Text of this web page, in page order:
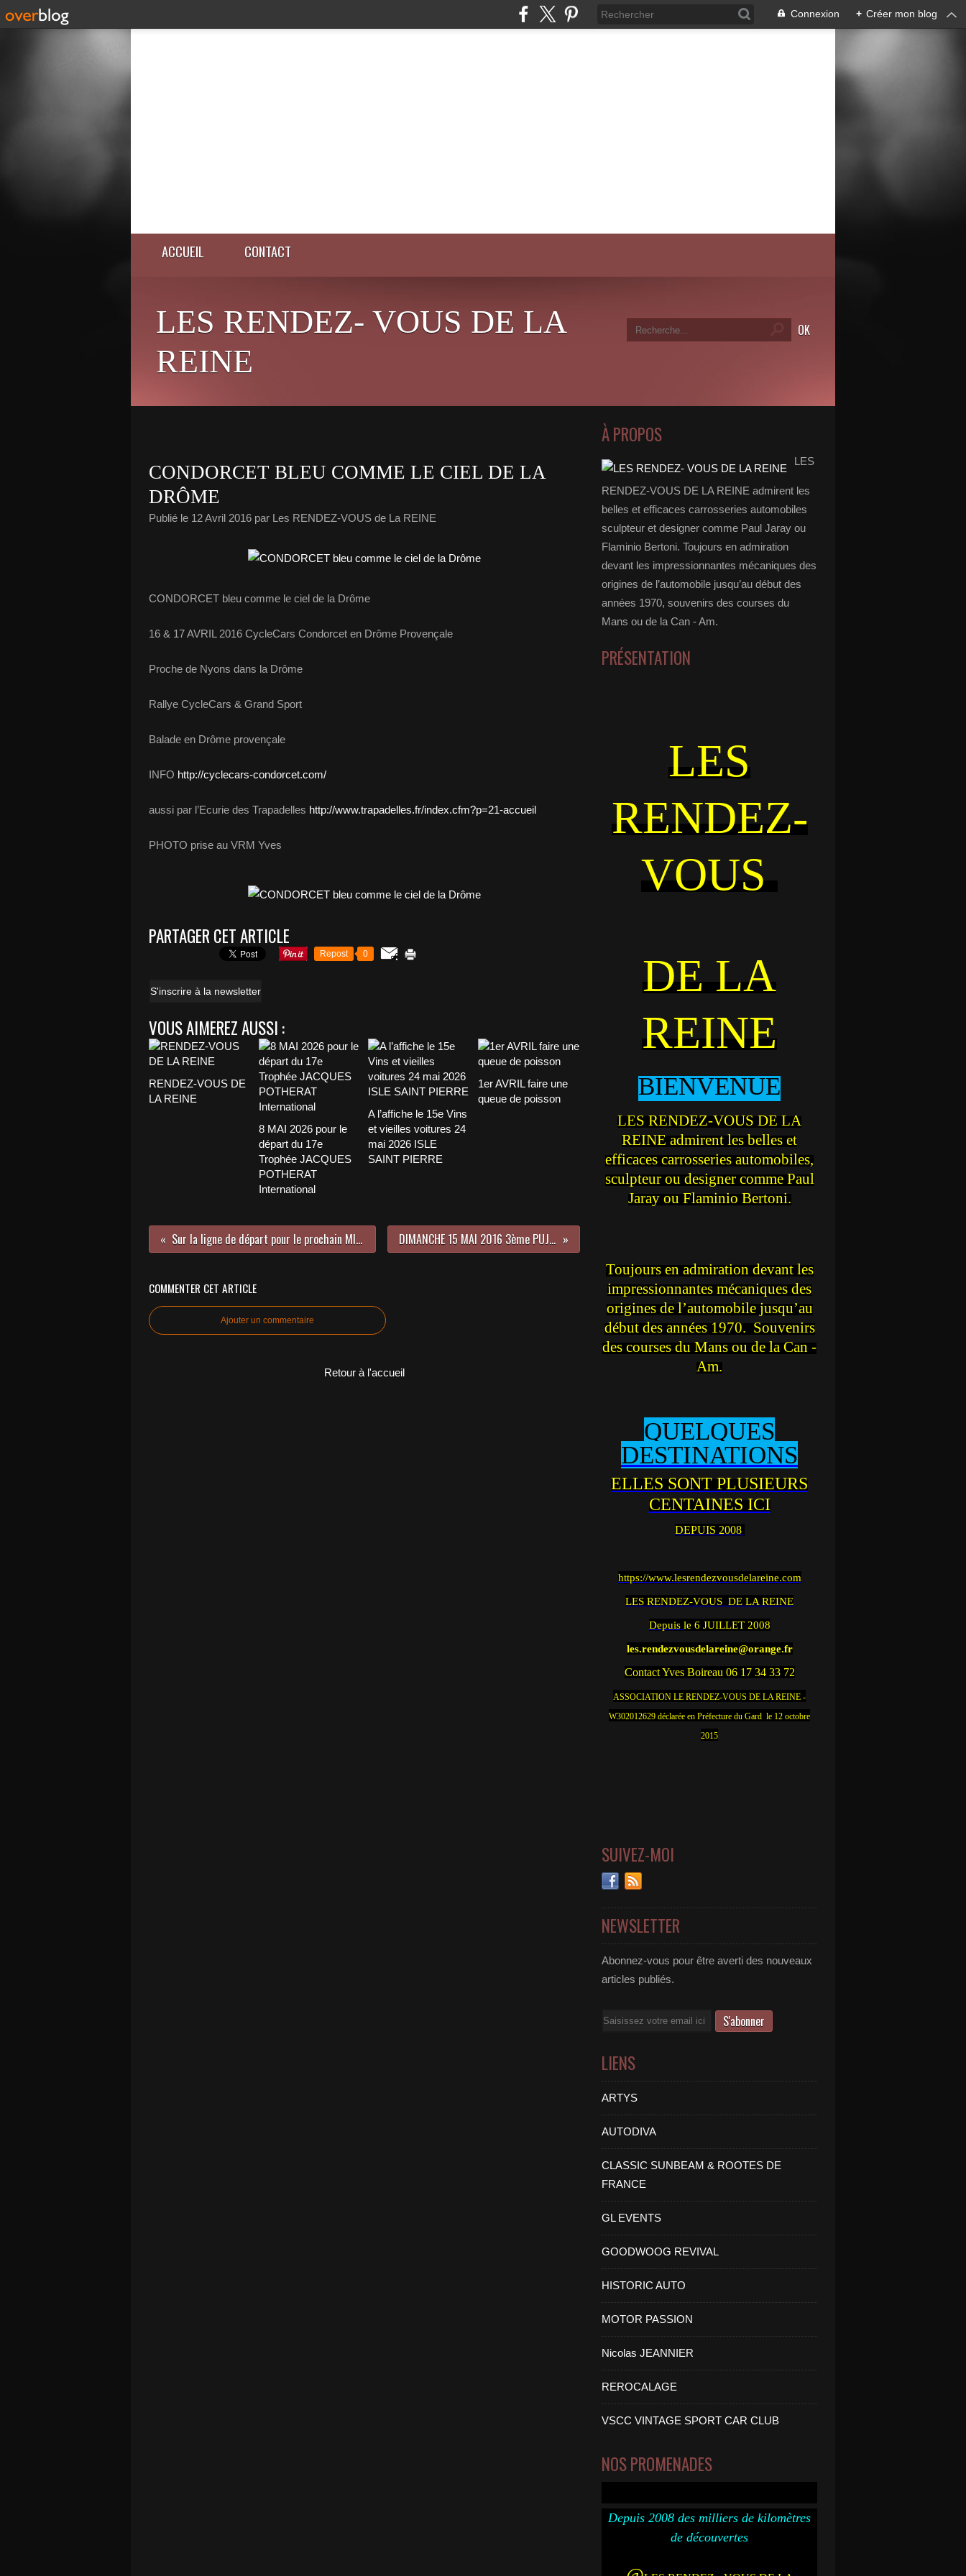
Connexion + Créer mon blog
ACCUEIL CONTACT
LES RENDEZ- VOUS DE LA
REINE
CONDORCET BLEU COMME LE CIEL DE LA
DRÔME
Publié le 12 Avril 2016 par Les RENDEZ-VOUS de La REINE
CONDORCET bleu comme le ciel de la Drôme
16 & 17 AVRIL 2016 CycleCars Condorcet en Drôme Provençale
Proche de Nyons dans la Drôme
Rallye CycleCars & Grand Sport
Balade en Drôme provençale
INFO http://cyclecars-condorcet.com/
aussi par l’Ecurie des Trapadelles http://www.trapadelles.fr/index.cfm?p=21-accueil
PHOTO prise au VRM Yves
PARTAGER CET ARTICLE
Repost 0
S'inscrire à la newsletter
VOUS AIMEREZ AUSSI :
RENDEZ-VOUS DE
LA REINE
8 MAI 2026 pour le
départ du 17e
Trophée JACQUES
POTHERAT
International
A l’affiche le 15e Vins
et vieilles voitures 24
mai 2026 ISLE
SAINT PIERRE
1er AVRIL faire une
queue de poisson
Sur la ligne de départ pour le prochain MINI MOVING à Avignon DIMANCHE 15 MAI 2016 3ème PUJAUT AUTO RETRO
COMMENTER CET ARTICLE
Ajouter un commentaire
Retour à l'accueil
À PROPOS
LES
RENDEZ-VOUS DE LA REINE admirent les
belles et efficaces carrosseries automobiles
sculpteur et designer comme Paul Jaray ou
Flaminio Bertoni. Toujours en admiration
devant les impressionnantes mécaniques des
origines de l’automobile jusqu’au début des
années 1970, souvenirs des courses du
Mans ou de la Can - Am.
PRÉSENTATION
LES
RENDEZ-
VOUS
DE LA
REINE
BIENVENUE
LES RENDEZ-VOUS DE LA
REINE admirent les belles et
efficaces carrosseries automobiles,
sculpteur ou designer comme Paul
Jaray ou Flaminio Bertoni.
Toujours en admiration devant les
impressionnantes mécaniques des
origines de l’automobile jusqu’au
début des années 1970. Souvenirs
des courses du Mans ou de la Can -
Am.
QUELQUES
DESTINATIONS
ELLES SONT PLUSIEURS
CENTAINES ICI
DEPUIS 2008
https://www.lesrendezvousdelareine.com
LES RENDEZ-VOUS DE LA REINE
Depuis le 6 JUILLET 2008
les.rendezvousdelareine@orange.fr
Contact Yves Boireau 06 17 34 33 72
ASSOCIATION LE RENDEZ-VOUS DE LA REINE -
W302012629 déclarée en Préfecture du Gard le 12 octobre
2015
SUIVEZ-MOI
NEWSLETTER
Abonnez-vous pour être averti des nouveaux
articles publiés.
Email
LIENS
ARTYS
AUTODIVA
CLASSIC SUNBEAM & ROOTES DE
FRANCE
GL EVENTS
GOODWOOG REVIVAL
HISTORIC AUTO
MOTOR PASSION
Nicolas JEANNIER
REROCALAGE
VSCC VINTAGE SPORT CAR CLUB
NOS PROMENADES
Depuis 2008 des milliers de kilomètres
de découvertes